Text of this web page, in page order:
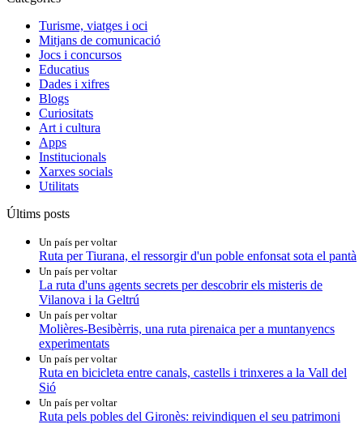
Turisme, viatges i oci
Mitjans de comunicació
Jocs i concursos
Educatius
Dades i xifres
Blogs
Curiositats
Art i cultura
Apps
Institucionals
Xarxes socials
Utilitats
Últims posts
Un país per voltar
Ruta per Tiurana, el ressorgir d'un poble enfonsat sota el pantà
Un país per voltar
La ruta d'uns agents secrets per descobrir els misteris de
Vilanova i la Geltrú
Un país per voltar
Molières-Besibèrris, una ruta pirenaica per a muntanyencs
experimentats
Un país per voltar
Ruta en bicicleta entre canals, castells i trinxeres a la Vall del
Sió
Un país per voltar
Ruta pels pobles del Gironès: reivindiquen el seu patrimoni